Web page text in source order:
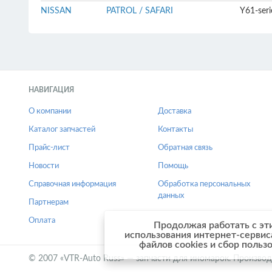
NISSAN PATROL / SAFARI Y61-
НАВИГАЦИЯ
О компании
Каталог запчастей
Прайс-лист
Новости
Справочная информация
Партнерам
Оплата
Доставка
Контакты
Обратная связь
Помощь
Обработка персональных
данных
© 2007 «VTR-Auto Russ» — запчасти для иномарок.
Продолжая работать с
использования интернет-
файлов cookies и сбор